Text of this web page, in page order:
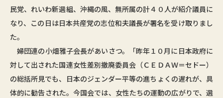
民党、れいわ新選組、沖縄の風、無所属の計４０人が紹介議員に
なり、この日は日本共産党の志位和夫議長が署名を受け取りまし
た。
婦団連の小畑雅子会長があいさつ。「昨年１０月に日本政府に
対して出された国連女性差別撤廃委員会（ＣＥＤＡＷ＝セドー）
の総括所見でも、日本のジェンダー平等の進ちょくの遅れが、具
体的に勧告された。今国会では、女性たちの運動の広がりで、選